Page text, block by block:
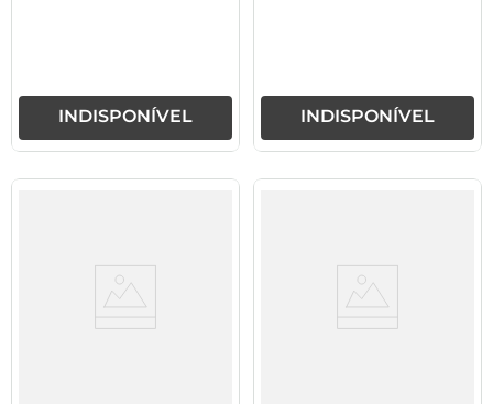
INDISPONÍVEL INDISPONÍVEL